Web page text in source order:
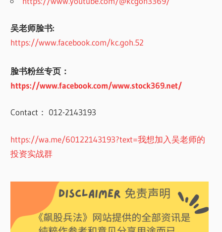
吴老师脸书:
https://www.facebook.com/kc.goh.52
脸书粉丝专页：
https://www.facebook.com/www.stock369.net/
Contact： 012-2143193
https://wa.me/60122143193?text=我想加入吴老师的
投资实战群